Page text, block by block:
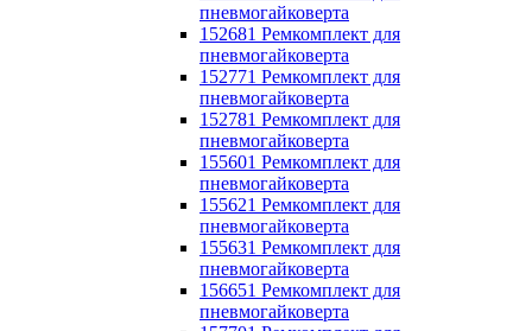
пневмогайковерта
152681 Ремкомплект для
пневмогайковерта
152771 Ремкомплект для
пневмогайковерта
152781 Ремкомплект для
пневмогайковерта
155601 Ремкомплект для
пневмогайковерта
155621 Ремкомплект для
пневмогайковерта
155631 Ремкомплект для
пневмогайковерта
156651 Ремкомплект для
пневмогайковерта